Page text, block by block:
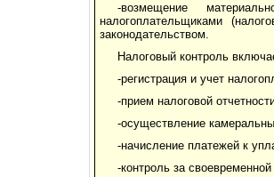
-возмещение
налогоплательщиками
законодательством.
Налоговый контроль
-регистрация и учет
-прием налоговой
-осуществление
-начисление платежей к
-контроль за